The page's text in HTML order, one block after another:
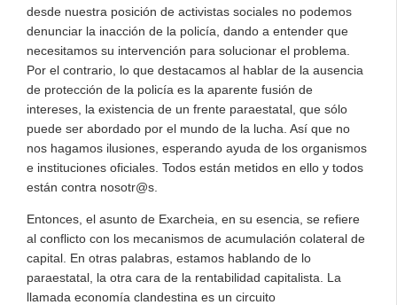
desde nuestra posición de activistas sociales no podemos
denunciar la inacción de la policía, dando a entender que
necesitamos su intervención para solucionar el problema.
Por el contrario, lo que destacamos al hablar de la ausencia
de protección de la policía es la aparente fusión de
intereses, la existencia de un frente paraestatal, que sólo
puede ser abordado por el mundo de la lucha. Así que no
nos hagamos ilusiones, esperando ayuda de los organismos
e instituciones oficiales. Todos están metidos en ello y todos
están contra nosotr@s.
Entonces, el asunto de Exarcheia, en su esencia, se refiere
al conflicto con los mecanismos de acumulación colateral de
capital. En otras palabras, estamos hablando de lo
paraestatal, la otra cara de la rentabilidad capitalista. La
llamada economía clandestina es un circuito